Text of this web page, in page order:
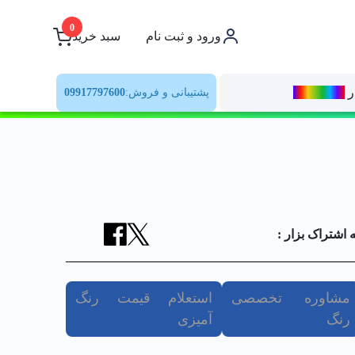
ورود و ثبت نام سبد خرید
0
پشتیبانی و فروش:09917797600
اشتراک بزار :
مشاوره تخصصی
رنگ
استعلام قیمت رنگ
آمیزی